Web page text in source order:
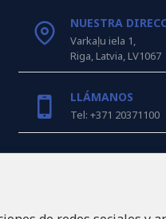
NUESTRA
Varkaļu iela 1,
Riga, Latvia, LV1067
LLÁMANOS
Tel: +371 20371100